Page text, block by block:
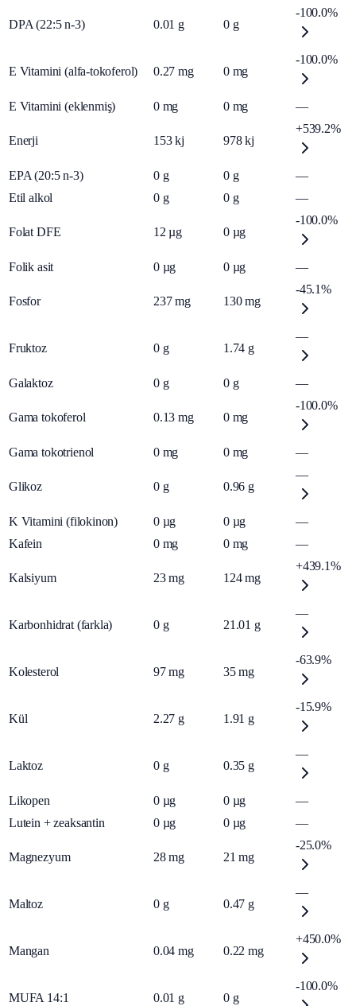
DPA (22:5 n-3) 0.01 g 0 g
-100.0%
E Vitamini (alfa-tokoferol) 0.27 mg 0 mg
-100.0%
E Vitamini (eklenmiş) 0 mg 0 mg —
Enerji 153 kj 978 kj
+539.2%
EPA (20:5 n-3) 0 g 0 g
—
Etil alkol
0 g 0 g —
Folat DFE 12 µg 0 µg
-100.0%
Folik asit 0 µg 0 µg —
Fosfor 237 mg 130 mg
-45.1%
Fruktoz 0 g 1.74 g
—
Galaktoz 0 g 0 g —
Gama tokoferol 0.13 mg 0 mg
-100.0%
Gama tokotrienol 0 mg 0 mg —
Glikoz 0 g 0.96 g
—
K Vitamini (filokinon) 0 µg 0 µg
—
Kafein
0 mg 0 mg —
Kalsiyum 23 mg 124 mg
+439.1%
Karbonhidrat (farkla) 0 g 21.01 g
—
Kolesterol 97 mg 35 mg
-63.9%
Kül 2.27 g 1.91 g
-15.9%
Laktoz 0 g 0.35 g
—
Likopen 0 µg 0 µg
—
Lutein + zeaksantin
0 µg 0 µg —
Magnezyum 28 mg 21 mg
-25.0%
Maltoz 0 g 0.47 g
—
Mangan 0.04 mg 0.22 mg
+450.0%
MUFA 14:1 0.01 g 0 g
-100.0%